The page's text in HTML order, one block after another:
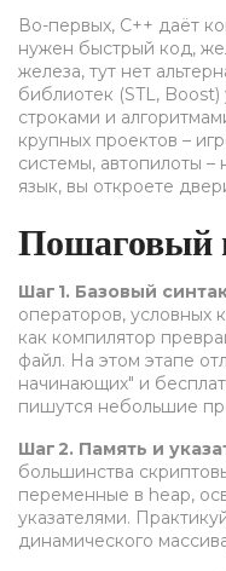
Во-первых, C++ даёт
нужен быстрый код,
железа, тут нет
библиотек (STL,
строками и
крупных проектов –
системы, автопилоты
язык, вы откроете
Пошаговый
Шаг 1. Базовый
операторов, условных
как компилятор
файл. На этом этапе
начинающих" и
пишутся небольшие
Шаг 2. Память и
большинства
переменные в heap,
указателями.
динамического